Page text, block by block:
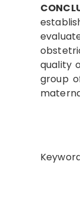
quality
group